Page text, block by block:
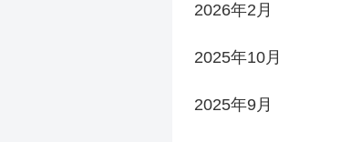
2026年2月
2025年10月
2025年9月